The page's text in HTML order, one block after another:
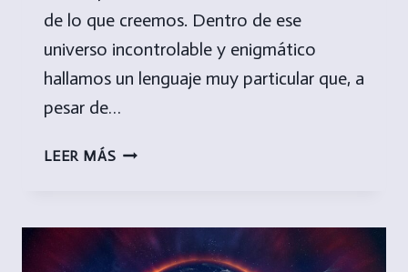
de lo que creemos. Dentro de ese
universo incontrolable y enigmático
hallamos un lenguaje muy particular que, a
pesar de…
LEER MÁS ¿POR
SURREALISTAS
CUANDO